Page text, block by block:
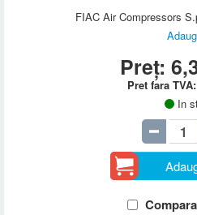
FIAC Air Compressors
Preț:
Pret fara
In